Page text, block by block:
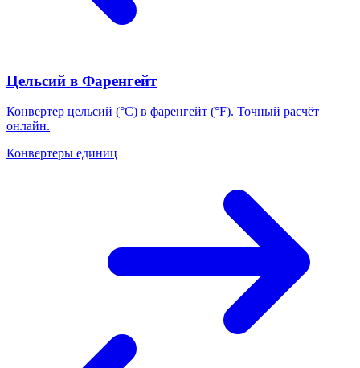
Цельсий в Фаренгейт
Конвертер цельсий (°C) в фаренгейт (°F). Точный расчёт
онлайн.
Конвертеры единиц